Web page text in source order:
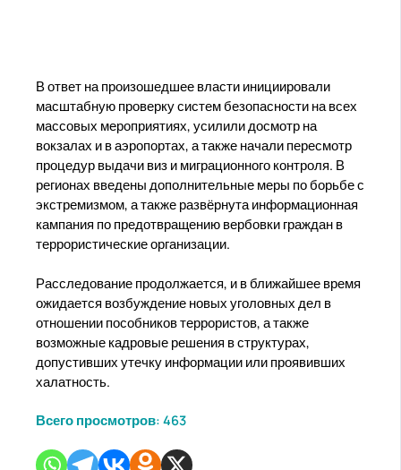
В ответ на произошедшее власти инициировали
масштабную проверку систем безопасности на всех
массовых мероприятиях, усилили досмотр на
вокзалах и в аэропортах, а также начали пересмотр
процедур выдачи виз и миграционного контроля. В
регионах введены дополнительные меры по борьбе с
экстремизмом, а также развёрнута информационная
кампания по предотвращению вербовки граждан в
террористические организации.
Расследование продолжается, и в ближайшее время
ожидается возбуждение новых уголовных дел в
отношении пособников террористов, а также
возможные кадровые решения в структурах,
допустивших утечку информации или проявивших
халатность.
Всего просмотров: 463